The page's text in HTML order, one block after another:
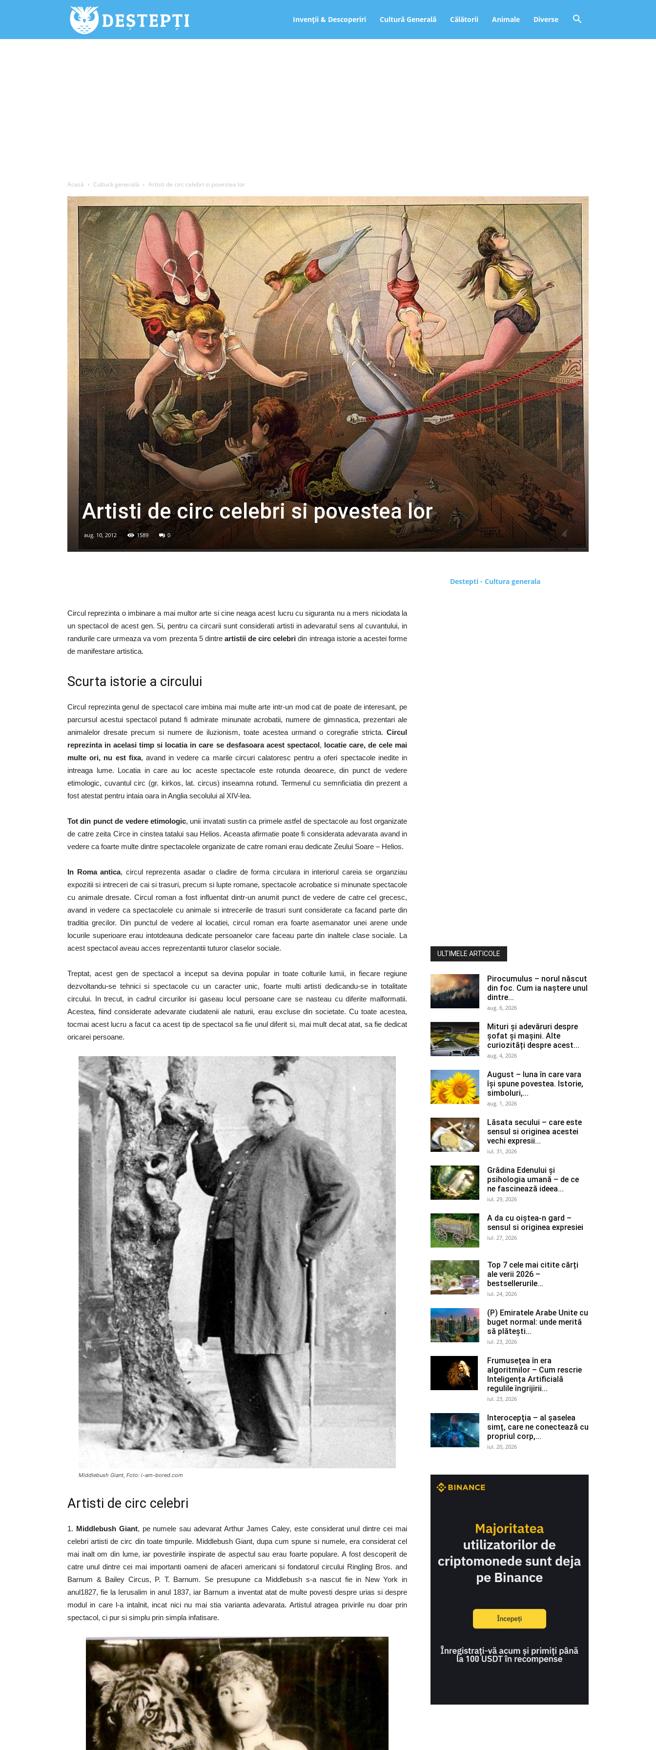
Deștepți.ro Invenții & Descoperiri Cultură Generală Călătorii Animale Diverse
Acasă Cultură generală Artisti de circ celebri si povestea lor
Artisti de circ celebri si povestea lor
aug. 10, 2012 1589 0
Circul reprezinta o imbinare a mai multor arte si cine neaga acest lucru cu siguranta nu a mers niciodata la
un spectacol de acest gen. Si, pentru ca circarii sunt considerati artisti in adevaratul sens al cuvantului, in
randurile care urmeaza va vom prezenta 5 dintre artistii de circ celebri din intreaga istorie a acestei forme
de manifestare artistica.
Scurta istorie a circului
Circul reprezinta genul de spectacol care imbina mai multe arte intr-un mod cat de poate de interesant, pe
parcursul acestui spectacol putand fi admirate minunate acrobatii, numere de gimnastica, prezentari ale
animalelor dresate precum si numere de iluzionism, toate acestea urmand o coregrafie stricta. Circul
reprezinta in acelasi timp si locatia in care se desfasoara acest spectacol, locatie care, de cele mai
multe ori, nu est fixa, avand in vedere ca marile circuri calatoresc pentru a oferi spectacole inedite in
intreaga lume. Locatia in care au loc aceste spectacole este rotunda deoarece, din punct de vedere
etimologic, cuvantul circ (gr. kirkos, lat. circus) inseamna rotund. Termenul cu semnficiatia din prezent a
fost atestat pentru intaia oara in Anglia secolului al XIV-lea.
Tot din punct de vedere etimologic, unii invatati sustin ca primele astfel de spectacole au fost organizate
de catre zeita Circe in cinstea tatalui sau Helios. Aceasta afirmatie poate fi considerata adevarata avand in
vedere ca foarte multe dintre spectacolele organizate de catre romani erau dedicate Zeului Soare – Helios.
In Roma antica, circul reprezenta asadar o cladire de forma circulara in interiorul careia se organziau
expozitii si intreceri de cai si trasuri, precum si lupte romane, spectacole acrobatice si minunate spectacole
cu animale dresate. Circul roman a fost influentat dintr-un anumit punct de vedere de catre cel grecesc,
avand in vedere ca spectacolele cu animale si intrecerile de trasuri sunt considerate ca facand parte din
traditia grecilor. Din punctul de vedere al locatiei, circul roman era foarte asemanator unei arene unde
locurile superioare erau intotdeauna dedicate persoanelor care faceau parte din inaltele clase sociale. La
acest spectacol aveau acces reprezentantii tuturor claselor sociale.
Treptat, acest gen de spectacol a inceput sa devina popular in toate colturile lumii, in fiecare regiune
dezvoltandu-se tehnici si spectacole cu un caracter unic, foarte multi artisti dedicandu-se in totalitate
circului. In trecut, in cadrul circurilor isi gaseau locul persoane care se nasteau cu diferite malformatii.
Acestea, fiind considerate adevarate ciudatenii ale naturii, erau excluse din societate. Cu toate acestea,
tocmai acest lucru a facut ca acest tip de spectacol sa fie unul diferit si, mai mult decat atat, sa fie dedicat
oricarei persoane.
Middlebush Giant, Foto: i-am-bored.com
Artisti de circ celebri
1. Middlebush Giant, pe numele sau adevarat Arthur James Caley, este considerat unul dintre cei mai
celebri artisti de circ din toate timpurile. Middlebush Giant, dupa cum spune si numele, era considerat cel
mai inalt om din lume, iar povestirile inspirate de aspectul sau erau foarte populare. A fost descoperit de
catre unul dintre cei mai importanti oameni de afaceri americani si fondatorul circului Ringling Bros. and
Barnum & Bailey Circus, P. T. Barnum. Se presupune ca Middlebush s-a nascut fie in New York in
anul1827, fie la Ierusalim in anul 1837, iar Barnum a inventat atat de multe povesti despre urias si despre
modul in care l-a intalnit, incat nici nu mai stia varianta adevarata. Artistul atragea privirile nu doar prin
spectacol, ci pur si simplu prin simpla infatisare.
Destepti - Cultura generala
ULTIMELE ARTICOLE
Pirocumulus – norul născut
din foc. Cum ia naștere unul
dintre...
aug. 6, 2026
Mituri și adevăruri despre
șofat și mașini. Alte
curiozități despre acest...
aug. 4, 2026
August – luna în care vara
își spune povestea. Istorie,
simboluri,...
aug. 1, 2026
Lăsata secului – care este
sensul si originea acestei
vechi expresii...
iul. 31, 2026
Grădina Edenului și
psihologia umană – de ce
ne fascinează ideea...
iul. 29, 2026
A da cu oiștea-n gard –
sensul si originea expresiei
iul. 27, 2026
Top 7 cele mai citite cărți
ale verii 2026 –
bestsellerurile...
iul. 24, 2026
(P) Emiratele Arabe Unite cu
buget normal: unde merită
să plătești...
iul. 23, 2026
Frumusețea în era
algoritmilor – Cum rescrie
Inteligența Artificială
regulile îngrijirii...
iul. 23, 2026
Interocepţia – al șaselea
simț, care ne conectează cu
propriul corp,...
iul. 20, 2026